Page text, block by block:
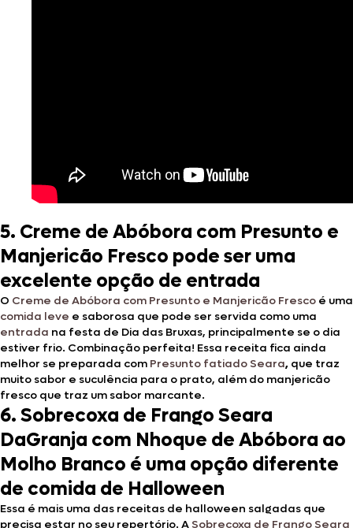
5. Creme de Abóbora com Presunto e
Manjericão Fresco pode ser uma
excelente opção de entrada
O Creme de Abóbora com Presunto e Manjericão Fresco é uma
comida leve e saborosa que pode ser servida como uma
entrada na festa de Dia das Bruxas, principalmente se o dia
estiver frio. Combinação perfeita! Essa receita fica ainda
melhor se preparada com Presunto fatiado Seara, que traz
muito sabor e suculência para o prato, além do manjericão
fresco que traz um sabor marcante.
6.Sobrecoxa de Frango Seara
DaGranja com Nhoque de Abóbora ao
Molho Branco é uma opção diferente
de comida de Halloween
Essa é mais uma das receitas de halloween salgadas que
precisa estar no seu repertório. A Sobrecoxa de Frango Seara